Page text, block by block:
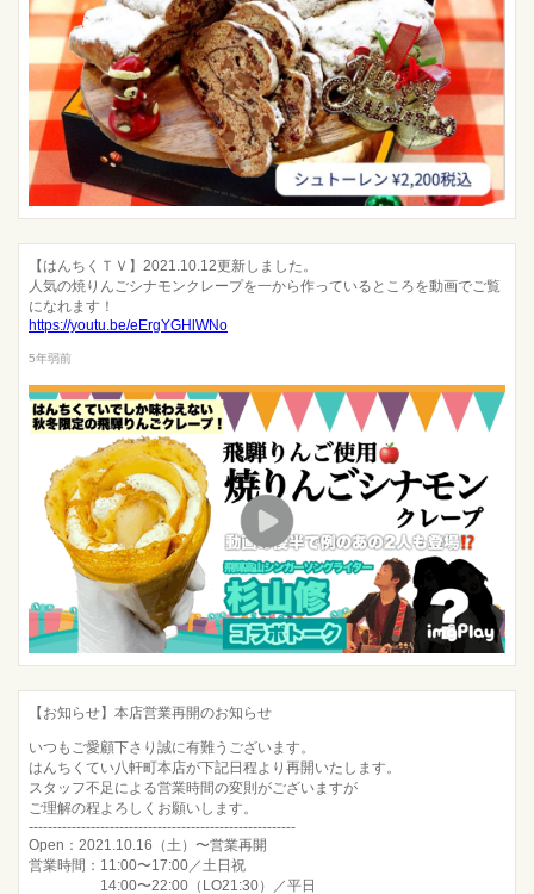
【はんちくＴＶ】2021.10.12更新しました。
人気の焼りんごシナモンクレープを一から作っているところを動画でご覧
になれます！
https://youtu.be/eErgYGHlWNo
5年弱前
【お知らせ】本店営業再開のお知らせ
いつもご愛顧下さり誠に有難うございます。
はんちくてい八軒町本店が下記日程より再開いたします。
スタッフ不足による営業時間の変則がございますが
ご理解の程よろしくお願いします。
--------------------------------------------------------
Open：2021.10.16（土）〜営業再開
営業時間：11:00〜17:00／土日祝
14:00〜22:00（LO21:30）／平日